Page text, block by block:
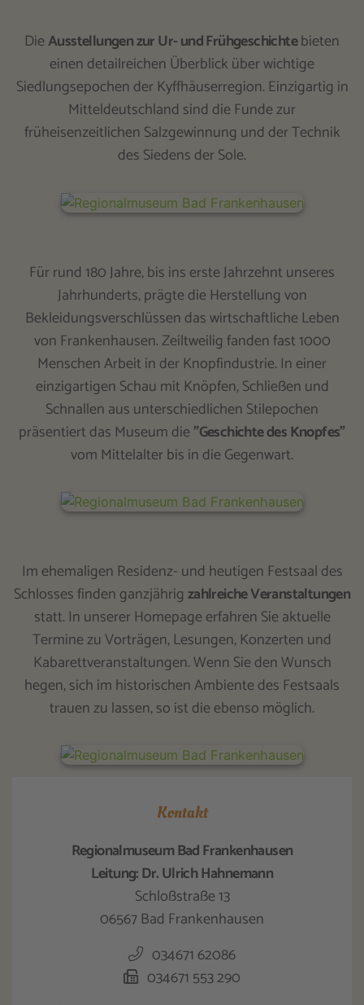
DieAusstellungen zur Ur- und Frühgeschichtebieten
einen detailreichen Überblick über wichtige
Siedlungsepochen der Kyffhäuserregion. Einzigartig in
Mitteldeutschland sind die Funde zur
früheisenzeitlichen Salzgewinnung und der Technik
des Siedens der Sole.
Für rund 180 Jahre, bis ins erste Jahrzehnt unseres
Jahrhunderts, prägte die Herstellung von
Bekleidungsverschlüssen das wirtschaftliche Leben
von Frankenhausen. Zeiltweilig fanden fast 1000
Menschen Arbeit in der Knopfindustrie. In einer
einzigartigen Schau mit Knöpfen, Schließen und
Schnallen aus unterschiedlichen Stilepochen
präsentiert das Museum die "Geschichte des Knopfes"
vom Mittelalter bis in die Gegenwart.
Im ehemaligen Residenz- und heutigen Festsaal des
Schlosses finden ganzjährig zahlreiche Veranstaltungen
statt. In unserer Homepage erfahren Sie aktuelle
Termine zu Vorträgen, Lesungen, Konzerten und
Kabarettveranstaltungen. Wenn Sie den Wunsch
hegen, sich im historischen Ambiente des Festsaals
trauen zu lassen, so ist die ebenso möglich.
Kontakt
Regionalmuseum Bad Frankenhausen
Leitung: Dr. Ulrich Hahnemann
Schloßstraße 13
06567 Bad Frankenhausen
034671 62086
034671 553 290